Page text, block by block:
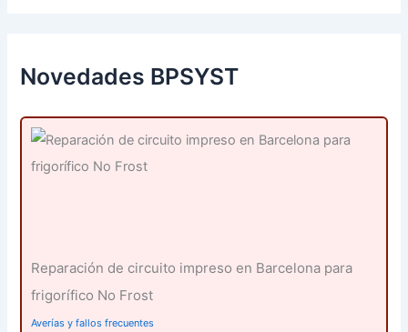
p
o
:
Novedades BPSYST
Reparación de circuito impreso en Barcelona para
frigorífico No Frost
Averías y fallos frecuentes